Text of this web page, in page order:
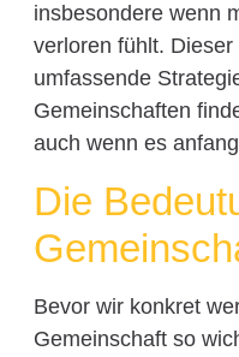
insbesondere wenn
verloren fühlt.
umfassende
Gemeinschaften
auch wenn es
Die
Bevor wir konkret
Gemeinschaft so